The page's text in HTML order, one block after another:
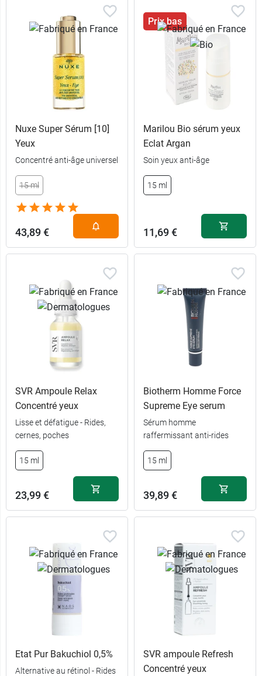
Nuxe Super Sérum [10]
Yeux
Concentré anti-âge universel
15 ml
43,89 €
Prix bas
Marilou Bio sérum yeux
Eclat Argan
Soin yeux anti-âge
15 ml
11,69 €
SVR Ampoule Relax
Concentré yeux
Lisse et défatigue - Rides,
cernes, poches
15 ml
23,99 €
Biotherm Homme Force
Supreme Eye serum
Sérum homme
raffermissant anti-rides
15 ml
39,89 €
Etat Pur Bakuchiol 0,5%
Alternative au rétinol - Rides
SVR ampoule Refresh
Concentré yeux